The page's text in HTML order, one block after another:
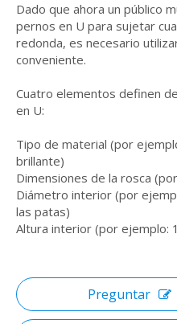
Dado que ahora un público
pernos en U para sujetar
redonda, es necesario
conveniente.
Cuatro elementos definen
en U:
Tipo de material (por
brillante)
Dimensiones de la rosca
Diámetro interior (por
las patas)
Altura interior (por ejemplo:
Preguntar